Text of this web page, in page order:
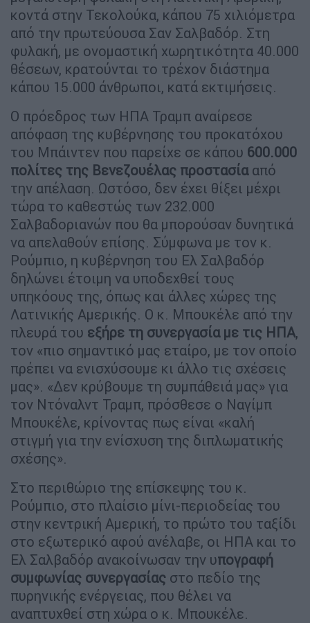
κοντά στην Τεκολούκα, κάπου 75 χιλιόμετρα
από την πρωτεύουσα Σαν Σαλβαδόρ. Στη
φυλακή, με ονομαστική χωρητικότητα 40.000
θέσεων, κρατούνται το τρέχον διάστημα
κάπου 15.000 άνθρωποι, κατά εκτιμήσεις.
Ο πρόεδρος των ΗΠΑ Τραμπ αναίρεσε
απόφαση της κυβέρνησης του προκατόχου
του Μπάιντεν που παρείχε σε κάπου 600.000
πολίτες της Βενεζουέλας προστασίααπό
την απέλαση. Ωστόσο, δεν έχει θίξει μέχρι
τώρα το καθεστώς των 232.000
Σαλβαδοριανών που θα μπορούσαν δυνητικά
να απελαθούν επίσης. Σύμφωνα με τον κ.
Ρούμπιο, η κυβέρνηση του Ελ Σαλβαδόρ
δηλώνει έτοιμη να υποδεχθεί τους
υπηκόους της, όπως και άλλες χώρες της
Λατινικής Αμερικής. Ο κ. Μπουκέλε από την
πλευρά του εξήρε τη συνεργασία με τις ΗΠΑ,
τον «πιο σημαντικό μας εταίρο, με τον οποίο
πρέπει να ενισχύσουμε κι άλλο τις σχέσεις
μας». «Δεν κρύβουμε τη συμπάθειά μας» για
τον Ντόναλντ Τραμπ, πρόσθεσε ο Ναγίμπ
Μπουκέλε, κρίνοντας πως είναι «καλή
στιγμή για την ενίσχυση της διπλωματικής
σχέσης».
Στο περιθώριο της επίσκεψης του κ.
Ρούμπιο, στο πλαίσιο μίνι-περιοδείας του
στην κεντρική Αμερική, το πρώτο του ταξίδι
στο εξωτερικό αφού ανέλαβε, οι ΗΠΑ και το
Ελ Σαλβαδόρ ανακοίνωσαν την υπογραφή
συμφωνίας συνεργασίας στο πεδίο της
πυρηνικής ενέργειας, που θέλει να
αναπτυχθεί στη χώρα ο κ. Μπουκέλε.